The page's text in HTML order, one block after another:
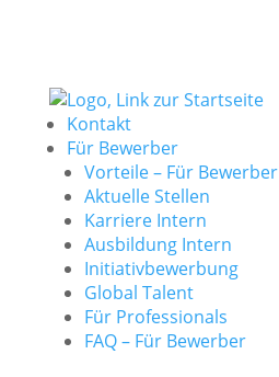
Kontakt
Für Bewerber
Vorteile – Für Bewerber
Aktuelle Stellen
Karriere Intern
Ausbildung Intern
Initiativbewerbung
Global Talent
Für Professionals
FAQ – Für Bewerber